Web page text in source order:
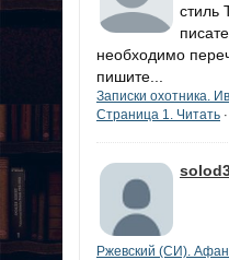
стиль
необходимо
пишите...
Записки охотника.
Страница 1. Читать ·
Ржевский (СИ).